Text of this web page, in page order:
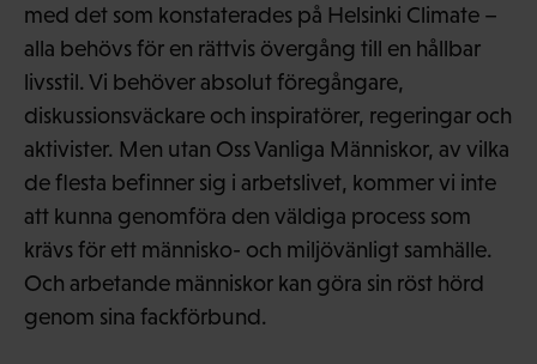
med det som konstaterades på Helsinki Climate –
alla behövs för en rättvis övergång till en hållbar
livsstil. Vi behöver absolut föregångare,
diskussionsväckare och inspiratörer, regeringar och
aktivister. Men utan Oss Vanliga Människor, av vilka
de flesta befinner sig i arbetslivet, kommer vi inte
att kunna genomföra den väldiga process som
krävs för ett människo- och miljövänligt samhälle.
Och arbetande människor kan göra sin röst hörd
genom sina fackförbund.